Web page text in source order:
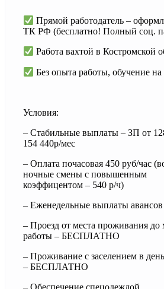
Прямой работодатель –
ТК РФ (бесплатно! Полный соц.
Работа вахтой в Костромской
Без опыта работы, обучение на
Условия:
– Стабильные выплаты – ЗП от
154 440р/мес
– Оплата почасовая 450 руб/час
ночные смены с повышенным
коэффицентом – 540 р/ч)
– Еженедельные выплаты авансов
– Проезд от места проживания до
работы – БЕСПЛАТНО
– Проживание с заселением в
– БЕСПЛАТНО
– Обеспечение спецодеждой